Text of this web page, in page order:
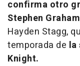
confirma otro
Stephen Graham
Hayden Stagg,
temporada de la
Knight.